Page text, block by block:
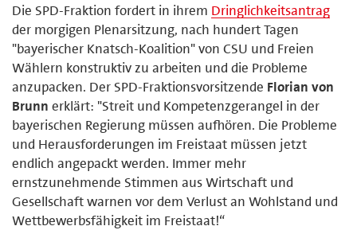
Die SPD-Fraktion fordert in ihrem Dringlichkeitsantrag
der morgigen Plenarsitzung, nach hundert Tagen
"bayerischer Knatsch-Koalition" von CSU und Freien
Wählern konstruktiv zu arbeiten und die Probleme
anzupacken. Der SPD-Fraktionsvorsitzende Florian von
Brunn erklärt: "Streit und Kompetenzgerangel in der
bayerischen Regierung müssen aufhören. Die Probleme
und Herausforderungen im Freistaat müssen jetzt
endlich angepackt werden. Immer mehr
ernstzunehmende Stimmen aus Wirtschaft und
Gesellschaft warnen vor dem Verlust an Wohlstand und
Wettbewerbsfähigkeit im Freistaat!“